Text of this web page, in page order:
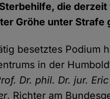
die derzeit
Gröhe unter Strafe
besetztes Podium
in der
Dr. phil. Dr. jur.
, Richter am